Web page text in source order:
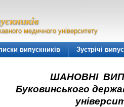
медичного університету
випускників Зустрічі
ШАНОВНІ
Буковинського